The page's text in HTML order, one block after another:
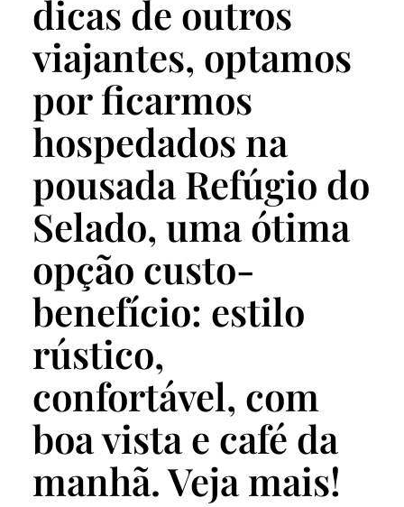
dicas de outros
viajantes, optamos
por ficarmos
hospedados na
pousada Refúgio do
Selado, uma ótima
opção custo-
benefício: estilo
rústico,
confortável, com
boa vista e café da
manhã. Veja mais!